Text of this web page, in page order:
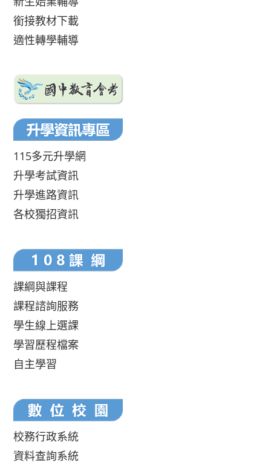
銜接教材下載
適性轉學輔導
115多元升學網
升學考試資訊
升學進路資訊
各校獨招資訊
課綱與課程
課程諮詢服務
學生線上選課
學習歷程檔案
自主學習
校務行政系統
資料查詢系統